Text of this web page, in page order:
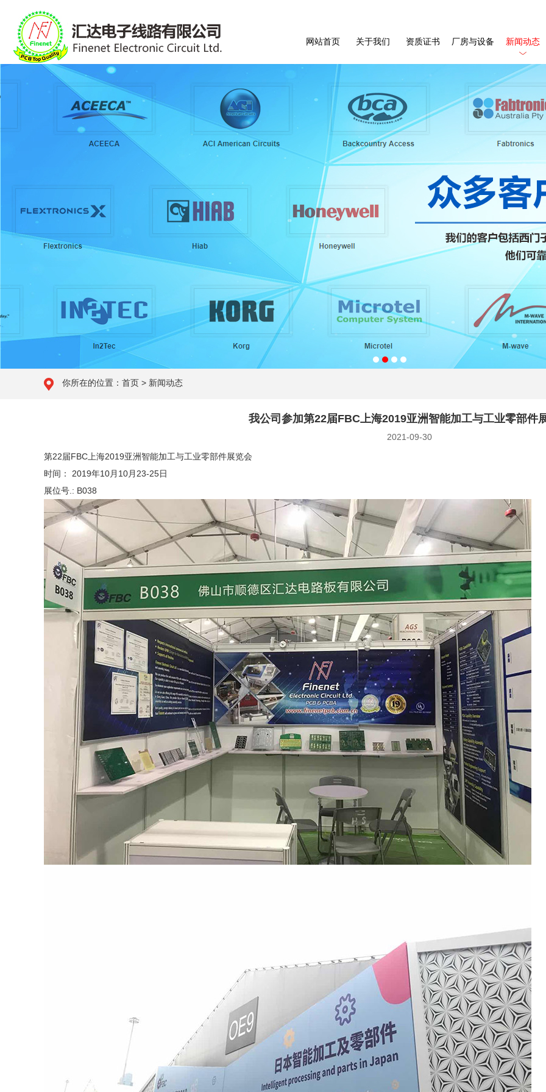
网站首页 关于我们 资质证书 厂房与设备 新闻动态
你所在的位置：首页 > 新闻动态
我公司参加第22届FBC上海2019亚洲智能加工与工业零部件
2021-09-30
第22届FBC上海2019亚洲智能加工与工业零部件展览会
时间：
2019年10月10月23-25日
展位号.: B038